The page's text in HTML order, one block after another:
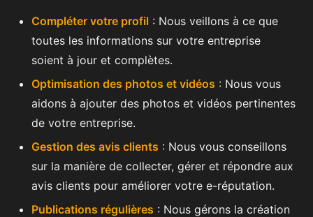
Compléter votre profil : Nous veillons à ce que
toutes les informations sur votre entreprise
soient à jour et complètes.
Optimisation des photos et vidéos : Nous vous
aidons à ajouter des photos et vidéos pertinentes
de votre entreprise.
Gestion des avis clients : Nous vous conseillons
sur la manière de collecter, gérer et répondre aux
avis clients pour améliorer votre e-réputation.
Publications régulières : Nous gérons la création